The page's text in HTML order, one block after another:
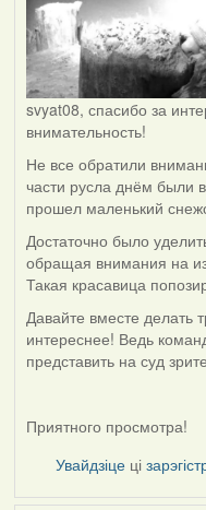
svyat08, спасибо за
внимательность!
Не все обратили
части русла днём были
прошел маленький
Достаточно было
обращая внимания на
Такая красавица
Давайте вместе делать
интереснее! Ведь
представить на суд
Приятного просмотра!
Увайдзіце ці